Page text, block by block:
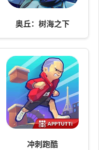
奥丘：树海之下
冲刺跑酷